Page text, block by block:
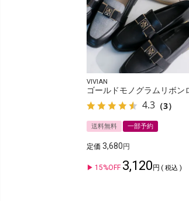
VIVIAN
4.3 （3）
送料無料 一部予約
定価 3,680
15%OFF 3,120 税込